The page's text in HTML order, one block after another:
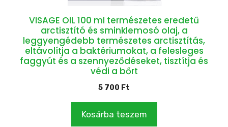
VISAGE OIL 100 ml természetes eredetű
arctisztító és sminklemosó olaj, a
leggyengédebb természetes arctisztítás,
eltávolítja a baktériumokat, a felesleges
faggyút és a szennyeződéseket, tisztítja és
védi a bőrt
5 700 Ft
Kosárba teszem